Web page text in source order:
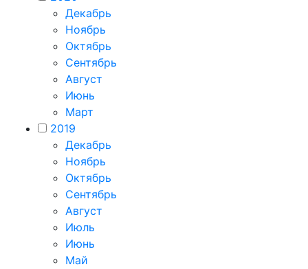
Декабрь
Ноябрь
Октябрь
Сентябрь
Август
Июнь
Март
2019
Декабрь
Ноябрь
Октябрь
Сентябрь
Август
Июль
Июнь
Май